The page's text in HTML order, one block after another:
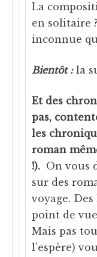
La
en solitaire
inconnue
Bientôt :la
Et des
pas,
les
roman
!). On vous
sur des
voyage.
point de
Mais pas
l’espère)